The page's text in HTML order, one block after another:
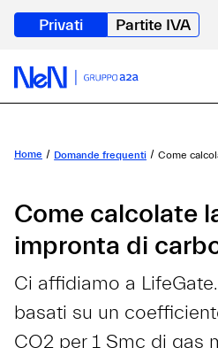
Privati Partite IVA
Home Domande frequenti Come
Come calcolate
impronta di
Ci affidiamo a
basati su un
CO2 per 1 Smc di gas